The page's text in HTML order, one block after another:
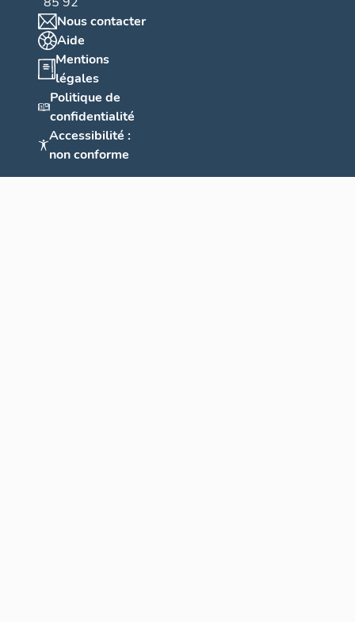
Nous contacter
Aide
Mentions
légales
Politique de
confidentialité
Accessibilité :
non conforme